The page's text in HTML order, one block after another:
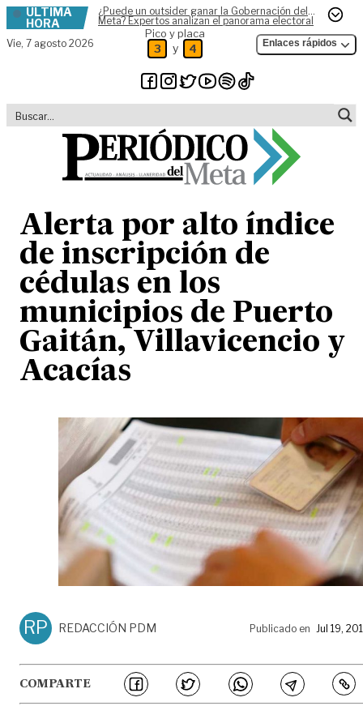
Skip to content
ÚLTIMA
HORA
¿Puede un outsider ganar la Gobernación del
Meta? Expertos analizan el panorama electoral
Vie, 7 agosto 2026
Pico y placa
3 y 4 Enlaces rápidos
Alerta por alto índice
de inscripción de
cédulas en los
municipios de Puerto
Gaitán, Villavicencio y
Acacías
RP REDACCIÓN PDM Publicado en Jul 19,
COMPARTE